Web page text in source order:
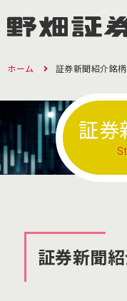
ホーム 証券新聞紹介銘柄
証券
証券新聞